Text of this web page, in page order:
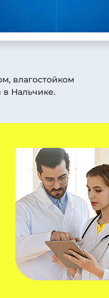
влагостойком
в Нальчике.